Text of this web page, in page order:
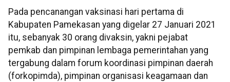
Pada pencanangan vaksinasi hari pertama di
Kabupaten Pamekasan yang digelar 27 Januari 2021
itu, sebanyak 30 orang divaksin, yakni pejabat
pemkab dan pimpinan lembaga pemerintahan yang
tergabung dalam forum koordinasi pimpinan daerah
(forkopimda), pimpinan organisasi keagamaan dan